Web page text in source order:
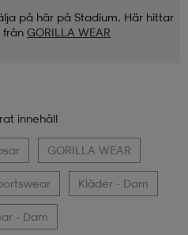
på här på Stadium. Här hittar
från GORILLA WEAR
innehåll
GORILLA WEAR
Kläder - Dam
- Dam